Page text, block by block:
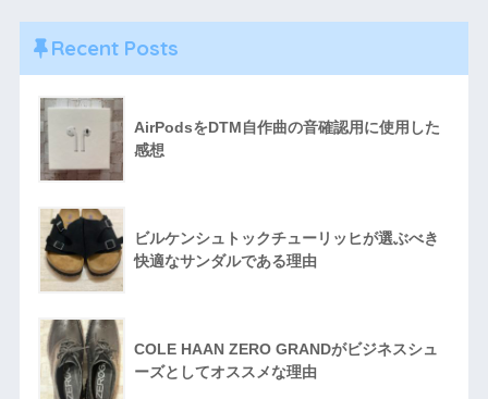
Recent Posts
AirPodsをDTM自作曲の音確認用に使用した
感想
ビルケンシュトックチューリッヒが選ぶべき
快適なサンダルである理由
COLE HAAN ZERO GRANDがビジネスシュ
ーズとしてオススメな理由